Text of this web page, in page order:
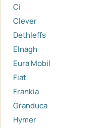
Ci
Clever
Dethleffs
Elnagh
Eura Mobil
Fiat
Frankia
Granduca
Hymer